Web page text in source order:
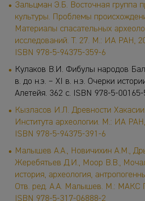
Зальцман Э.Б. Восточная группа
культуры. Проблемы
Материалы спасательных
исследований. Т. 27. М.: ИА РАН,
ISBN 978-5-94375-359-6
Кулаков В.И. Фибулы народов
в. до н.э. – XI в. н.э. Очерки
Алетейя. 362 с. ISBN 978-5-
Кызласов И.Л. Древности
Института археологии. М.: ИА
ISBN 978-5-94375-391-6
Малышев А.А., Новичихин А.М.,
Жеребятьев Д.И., Моор В.В.,
история, археология,
Отв. ред. А.А. Малышев. М.: МАКС
ISBN 978-5-317-06888-2